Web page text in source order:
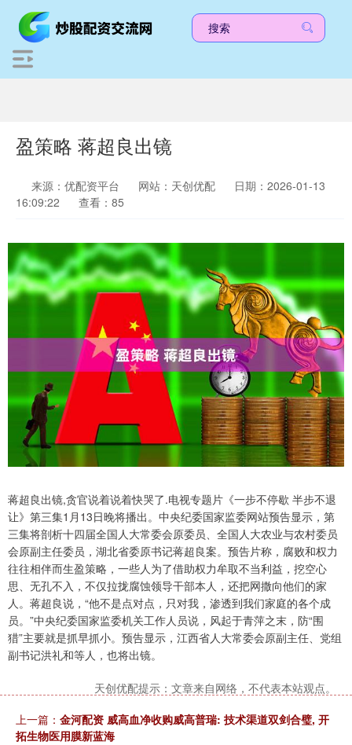
盈策略 蒋超良出镜
来源：优配资平台 网站：天创优配
日期：2026-01-13
16:09:22
查看：85
蒋超良出镜,贪官说着说着快哭了.电视专题片《一步不停歇 半步不退
让》第三集1月13日晚将播出。中央纪委国家监委网站预告显示，第
三集将剖析十四届全国人大常委会原委员、全国人大农业与农村委员
会原副主任委员，湖北省委原书记蒋超良案。预告片称，腐败和权力
往往相伴而生盈策略，一些人为了借助权力牟取不当利益，挖空心
思、无孔不入，不仅拉拢腐蚀领导干部本人，还把网撒向他们的家
人。蒋超良说，“他不是点对点，只对我，渗透到我们家庭的各个成
员。”中央纪委国家监委机关工作人员说，风起于青萍之末，防“围
猎”主要就是抓早抓小。预告显示，江西省人大常委会原副主任、党组
副书记洪礼和等人，也将出镜。
天创优配提示：文章来自网络，不代表本站观点。
上一篇： 金河配资 威高血净收购威高普瑞: 技术渠道双剑合璧, 开
拓生物医用膜新蓝海